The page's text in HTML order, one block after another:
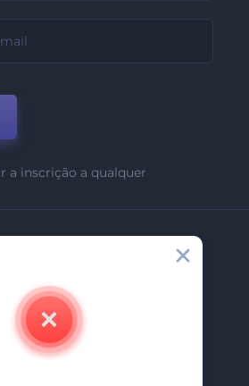
a inscrição a qualquer
Nos